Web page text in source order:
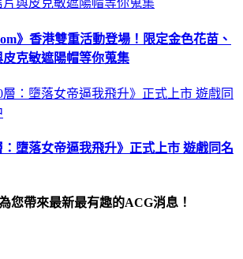
》香港雙重活動登場！限定金色花苗、
克敏遮陽帽等你蒐集
：墮落女帝逼我飛升》正式上市 遊戲同名
您帶來最新最有趣的ACG消息！